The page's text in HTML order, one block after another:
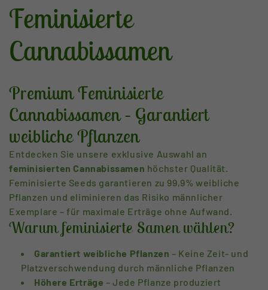
K
a
t
e
g
o
r
i
Feminisierte
Cannabissamen
Premium Feminisierte
Cannabissamen – Garantiert
weibliche Pflanzen
Entdecken Sie unsere exklusive Auswahl an
feminisierten Cannabissamen höchster Qualität.
Feminisierte Seeds garantieren zu 99,9% weibliche
Pflanzen und eliminieren das Risiko männlicher
Exemplare – für maximale Erträge ohne Aufwand.
Warum feminisierte Samen wählen?
Garantiert weibliche Pflanzen – Keine Zeit- und
Platzverschwendung durch männliche Pflanzen
Höhere Erträge – Jede Pflanze produziert